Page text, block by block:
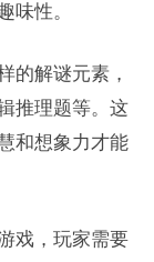
味性。
的解谜元素，
推理题等。这
和想象力才能
戏，玩家需要